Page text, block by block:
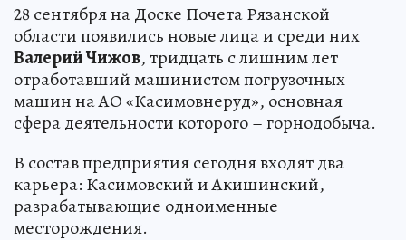
28 сентября на Доске Почета Рязанской
области появились новые лица и среди них
Валерий Чижов, тридцать с лишним лет
отработавший машинистом погрузочных
машин на АО «Касимовнеруд», основная
сфера деятельности которого – горнодобыча.
В состав предприятия сегодня входят два
карьера: Касимовский и Акишинский,
разрабатывающие одноименные
месторождения.